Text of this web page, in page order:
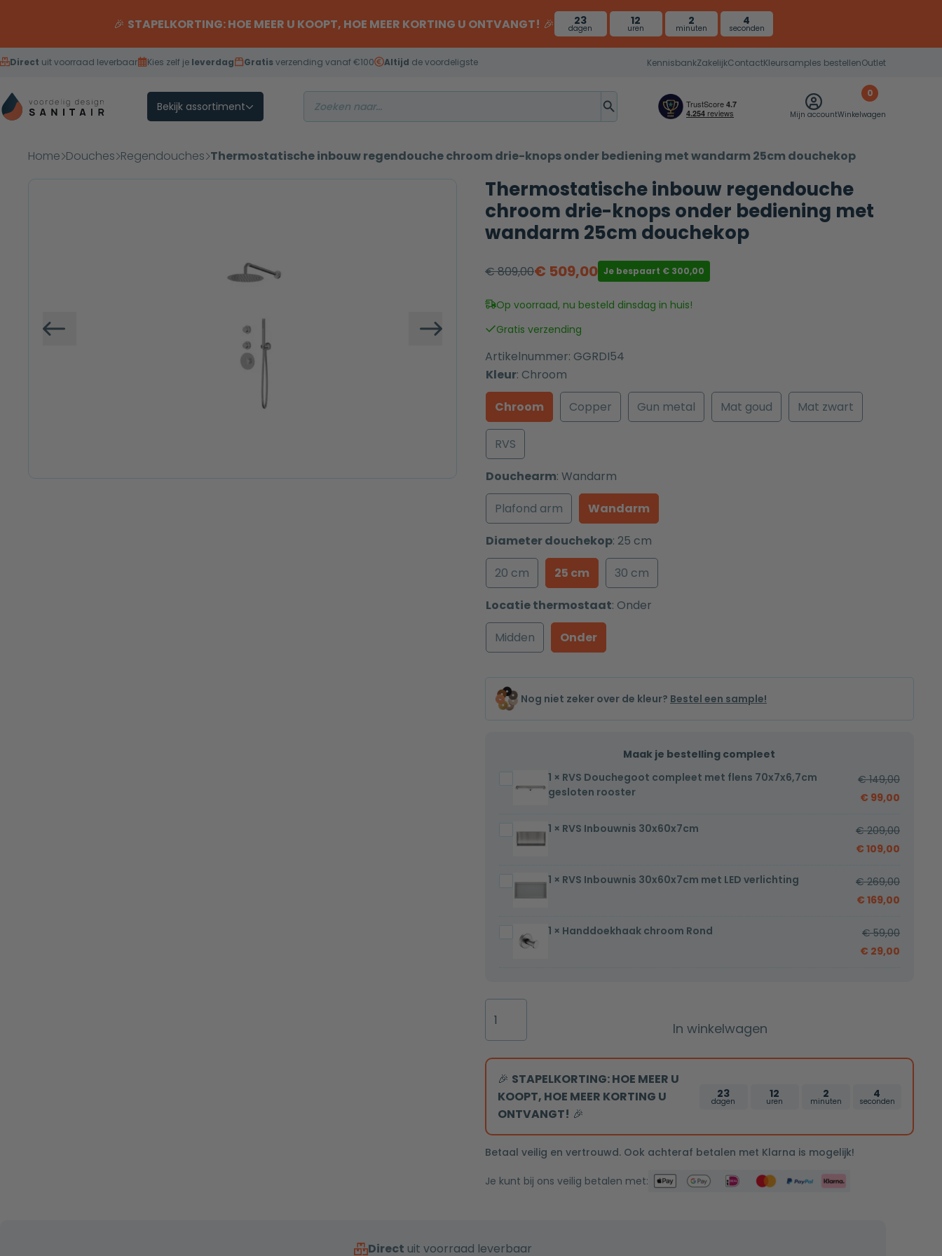
🎉 STAPELKORTING: HOE MEER U KOOPT, HOE MEER KORTING U ONTVANGT! 🎉 23
dagen
12
uren
2
minuten
3
seconden
Direct uit voorraad leverbaar Kies zelf je leverdag Gratisverzending vanaf €100 Altijd de voordeligste KennisbankZakelijkContactKleursamples bestellenOutlet
Bekijk assortiment
Mijn account
0
Winkelwagen
Home Douches Regendouches Thermostatische inbouw regendouche chroom drie-knops onder bediening met wandarm 25cm douchekop
Vorige Volgende
Thermostatische inbouw regendouche
chroom drie-knops onder bediening met
wandarm 25cm douchekop
€809,00
Oorspronkelijke
prijs
was:
€ 809,00.
€ 509,00
Huidige
prijs
is:
€ 509,00.
Je bespaart €300,00
Op voorraad, nu besteld dinsdag in huis!
Gratis verzending
Artikelnummer: GGRDI54
Kleur: Chroom
Chroom
Copper Gun metal Mat goud Mat zwart
RVS
Douchearm: Wandarm
Plafond arm
Wandarm
Diameter douchekop: 25 cm
20 cm
25 cm
30 cm
Locatie thermostaat: Onder
Midden
Onder
Nog niet zeker over de kleur? Bestel een sample!
Maak je bestelling compleet
Douchegoot
met
flens
gesloten
rooster
1 × RVS Douchegoot compleet met flens 70x7x6,7cm
gesloten rooster
€149,00
€ 99,00
RVS
Inbouwnis
1 × RVS Inbouwnis 30x60x7cm €209,00
€ 109,00
RVS
Inbouwnis
met
LED
1 × RVS Inbouwnis 30x60x7cm met LED verlichting €269,00
€ 169,00
Handdoekhaak
chroom
1 × Handdoekhaak chroom Rond €59,00
€ 29,00
inbouw
regendouche
chroom
drie-
knops
onder
bediening
met
25cm
In winkelwagen
🎉 STAPELKORTING: HOE MEER U
KOOPT, HOE MEER KORTING U
ONTVANGT! 🎉
23
dagen
12
uren
2
minuten
3
seconden
Betaal veilig en vertrouwd. Ook achteraf betalen met Klarna is mogelijk!
Je kunt bij ons veilig betalen met:
Direct uit voorraad leverbaar